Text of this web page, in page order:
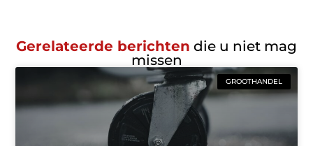
Gerelateerde berichten die u niet mag
missen
GROOTHANDEL